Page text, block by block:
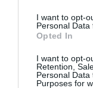
I want to opt-
Personal Data
Opted In
I want to opt-
Retention,
Personal
Purposes for
Ένα ονειρικό
σκοπευτικό τμήμα
14.06.2026